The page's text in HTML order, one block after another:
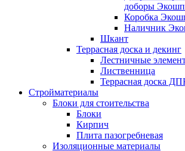
доборы
Коробка
Наличник
Шкант
Террасная доска и декинг
Лестничные
Лиственница
Террасная доска
Стройматериалы
Блоки для стоительства
Блоки
Кирпич
Плита пазогребневая
Изоляционные материалы